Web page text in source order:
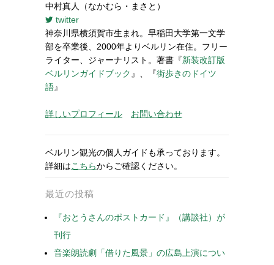
中村真人（なかむら・まさと）
twitter
神奈川県横須賀市生まれ。早稲田大学第一文学
部を卒業後、2000年よりベルリン在住。フリー
ライター、ジャーナリスト。著書『新装改訂版
ベルリンガイドブック 』、『街歩きのドイツ
語』
詳しいプロフィール お問い合わせ
ベルリン観光の個人ガイドも承っております。
詳細はこちらからご確認ください。
最近の投稿
『おとうさんのポストカード』（講談社）が
刊行
音楽朗読劇「借りた風景」の広島上演につい